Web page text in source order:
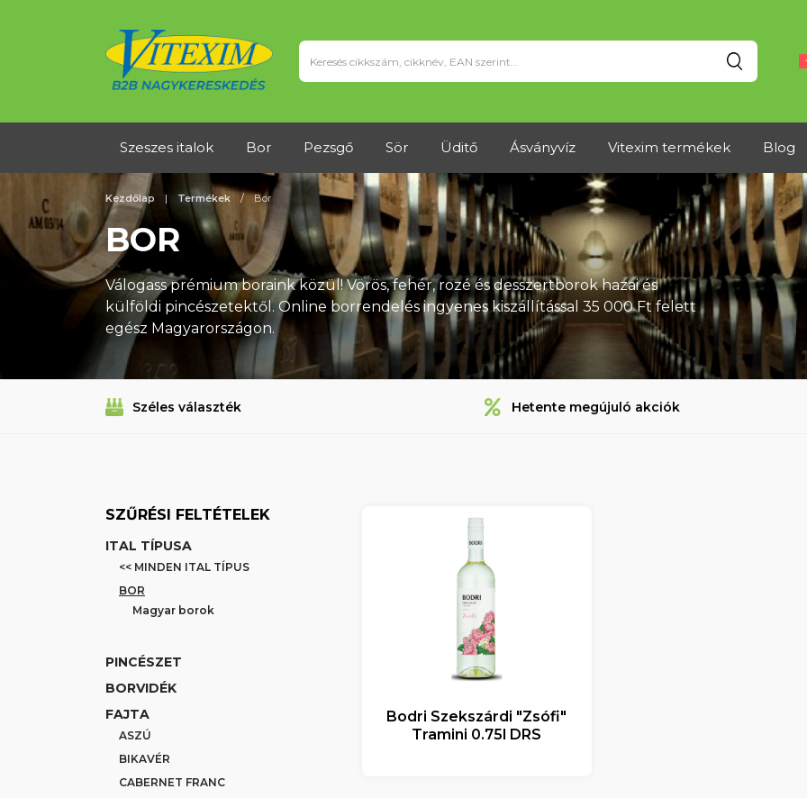
Szeszes italok Bor Pezsgő Sör Üditő Ásványvíz Vitexim termékek Blog
Kezdőlap Termékek Bor
BOR
Válogass prémium boraink közül! Vörös, fehér, rozé és desszertborok hazai és
külföldi pincészetektől. Online borrendelés ingyenes kiszállítással 35 000 Ft felett
egész Magyarországon.
Széles választék Hetente megújuló akciók
SZŰRÉSI FELTÉTELEK
ITAL TÍPUSA
<< MINDEN ITAL TÍPUS
BOR
Magyar borok
PINCÉSZET
BORVIDÉK
FAJTA
ASZÚ
BIKAVÉR
CABERNET FRANC
Bodri Szekszárdi "Zsófi"
Tramini 0.75l DRS